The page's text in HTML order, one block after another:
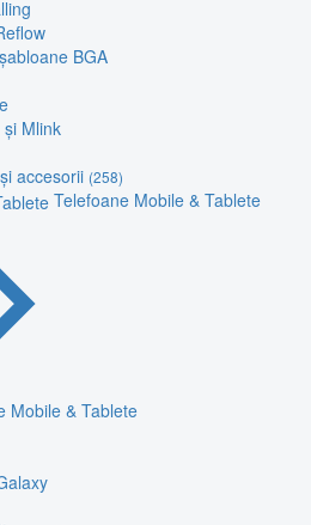
BGA
Mlink
accesorii (258)
Telefoane Mobile & Tablete
Mobile & Tablete